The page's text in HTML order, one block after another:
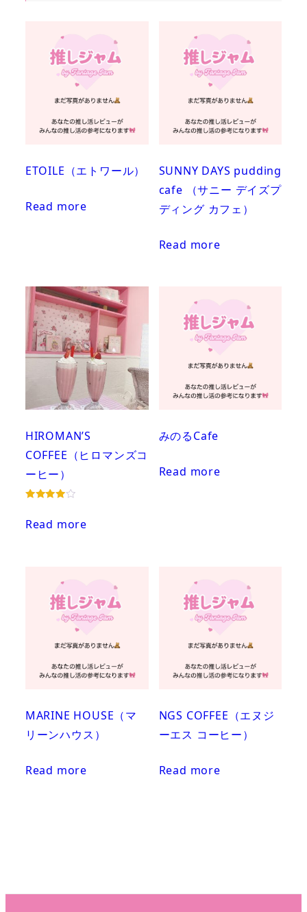
ETOILE（エトワール）
Read more
SUNNY DAYS pudding
cafe （サニー デイズプ
ディング カフェ）
Read more
HIROMAN’S
COFFEE（ヒロマンズコ
ーヒー）
out of 5
Read more
みのるCafe
Read more
MARINE HOUSE（マ
リーンハウス）
Read more
NGS COFFEE（エヌジ
ーエス コーヒー）
Read more